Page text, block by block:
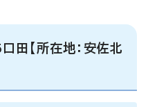
田【所在地：安佐北